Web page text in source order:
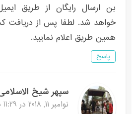
بن ارسال رایگان از طریق
خواهد شد. لطفا پس از دریافت
همین طریق اعلام نمایید.
پاسخ
سپهر شیخ
نوامبر 11, 2018 در 11:29 ب.ظ